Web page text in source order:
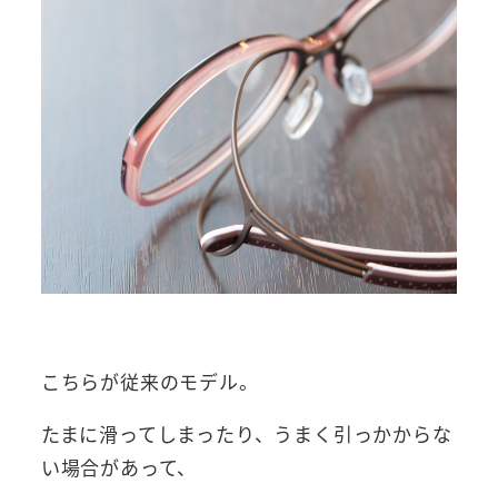
こちらが従来のモデル。
たまに滑ってしまったり、うまく引っかからな
い場合があって、